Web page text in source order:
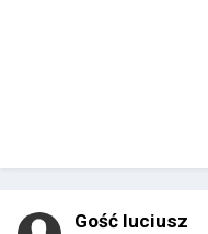
Gość luciusz